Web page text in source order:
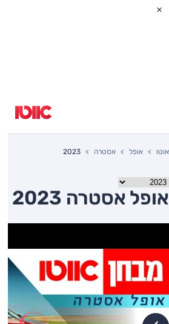
אוטו אופל אסטרה 2023
אופל אסטרה 2023 יד שניה